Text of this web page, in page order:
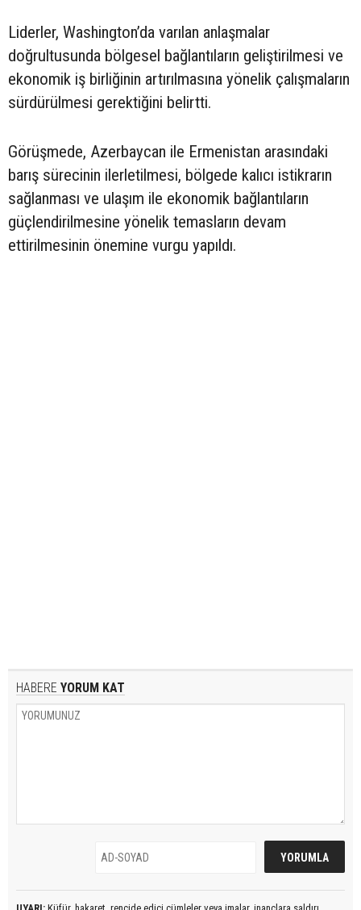
Liderler, Washington’da varılan anlaşmalar
doğrultusunda bölgesel bağlantıların geliştirilmesi ve
ekonomik iş birliğinin artırılmasına yönelik çalışmaların
sürdürülmesi gerektiğini belirtti.
Görüşmede, Azerbaycan ile Ermenistan arasındaki
barış sürecinin ilerletilmesi, bölgede kalıcı istikrarın
sağlanması ve ulaşım ile ekonomik bağlantıların
güçlendirilmesine yönelik temasların devam
ettirilmesinin önemine vurgu yapıldı.
HABERE YORUM KAT